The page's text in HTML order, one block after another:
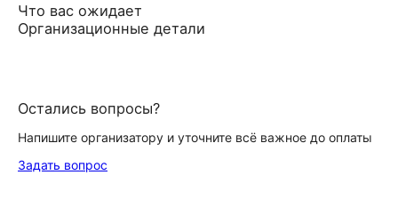
Что вас ожидает
Организационные детали
Остались вопросы?
Напишите организатору и уточните всё важное до оплаты
Задать вопрос